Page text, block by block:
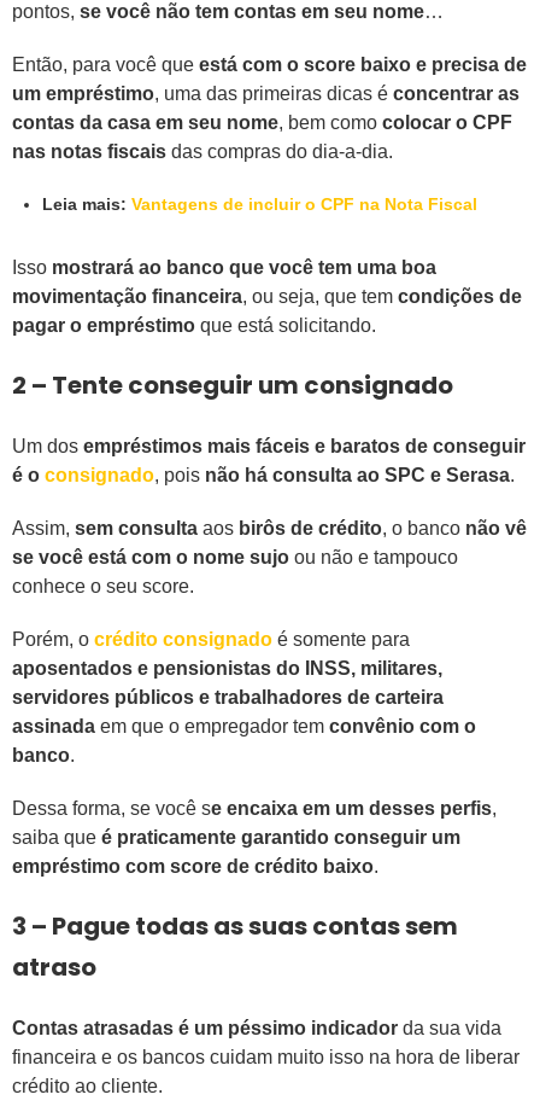
pontos, se você não tem contas em seu nome…
Então, para você que está com o score baixo e precisa de
um empréstimo, uma das primeiras dicas é concentrar as
contas da casa em seu nome, bem como colocar o CPF
nas notas fiscais das compras do dia-a-dia.
Leia mais: Vantagens de incluir o CPF na Nota Fiscal
Isso mostrará ao banco que você tem uma boa
movimentação financeira, ou seja, que tem condições de
pagar o empréstimo que está solicitando.
2 – Tente conseguir um consignado
Um dos empréstimos mais fáceis e baratos de conseguir
é o consignado, pois não há consulta ao SPC e Serasa.
Assim, sem consulta aos birôs de crédito, o banco não vê
se você está com o nome sujo ou não e tampouco
conhece o seu score.
Porém, o crédito consignado é somente para
aposentados e pensionistas do INSS, militares,
servidores públicos e trabalhadores de carteira
assinada em que o empregador tem convênio com o
banco.
Dessa forma, se você se encaixa em um desses perfis,
saiba que é praticamente garantido conseguir um
empréstimo com score de crédito baixo.
3 – Pague todas as suas contas sem
atraso
Contas atrasadas é um péssimo indicador da sua vida
financeira e os bancos cuidam muito isso na hora de liberar
crédito ao cliente.